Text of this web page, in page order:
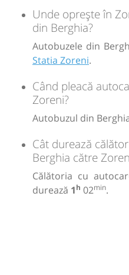
Unde oprește în
din Berghia?
Autobuzele din
Statia Zoreni.
Când pleacă
Zoreni?
Autobuzul din
Cât durează
Berghia către
Călătoria cu
durează 1h 02min.